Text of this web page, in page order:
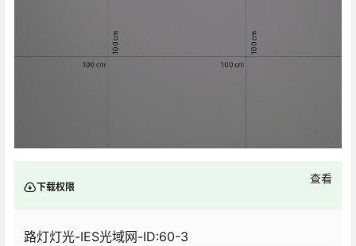
下载权限
查看
路灯灯光-IES光域网-ID:60-3